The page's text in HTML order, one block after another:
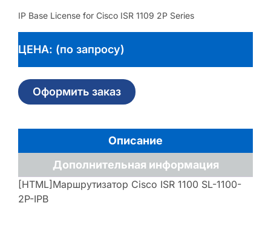
IP Base License for Cisco ISR 1109 2P Series
ЦЕНА: (по запросу)
Оформить заказ
Описание
Дополнительная информация
[HTML]Маршрутизатор Cisco ISR 1100 SL-1100-
2P-IPB